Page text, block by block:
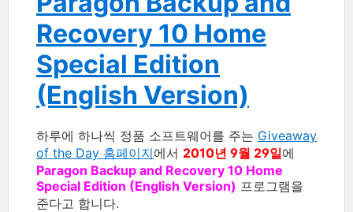
Recovery 10 Home
Special Edition
(English Version)
하루에 하나씩 정품 소프트웨어를 주는 Giveaway
of the Day 홈페이지에서 2010년 9월 29일에
Paragon Backup and Recovery 10 Home
Special Edition (English Version) 프로그램을
준다고 합니다.